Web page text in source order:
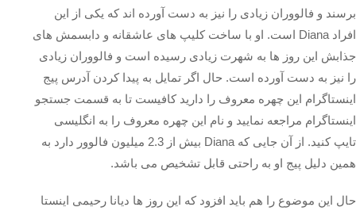
برسند و فالووران زیادی را نیز به دست آورده اند که یکی از این
افراد Diana است. او با ساخت کلیپ های عاشقانه و دابسمش های
جذابش این روز ها به شهرت زیادی رسیده است و فالووران زیادی
را نیز به دست آورده است. حال اگر تمایل به پیدا کردن آدرس پیج
اینستاگرام این چهره معروف را دارید کافیست تا به قسمت جستجو
اینستاگرام مراجعه نمایید و نام این چهره معروف را به انگلیسی
تایپ کنید. از آن جایی که Diana بیش از 2.3 میلیون فالوور دارد به
همین دلیل پیج او به راحتی قابل تشخیص می باشد.
حال این موضوع را هم باید افزود که این روز ها دیانا رحیمی اینستا